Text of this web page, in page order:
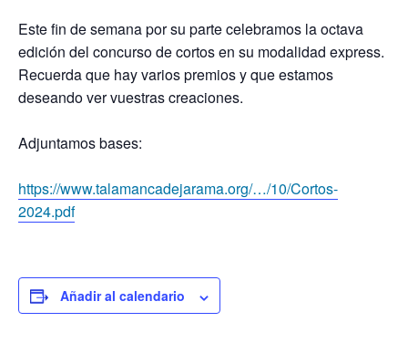
Este fin de semana por su parte celebramos la octava
edición del concurso de cortos en su modalidad express.
Recuerda que hay varios premios y que estamos
deseando ver vuestras creaciones.
Adjuntamos bases:
https://www.talamancadejarama.org/…/10/Cortos-
2024.pdf
Añadir al calendario